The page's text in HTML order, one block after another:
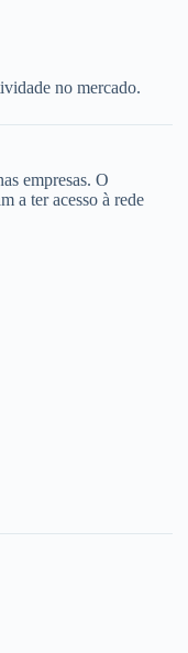
no mercado.
empresas. O
a ter acesso à rede